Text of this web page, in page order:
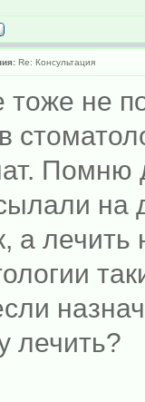
Re: Консультация
не
Помню
на
а лечить
лечить?